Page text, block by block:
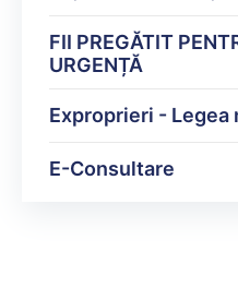
FII PREGĂTIT
URGENȚĂ
Exproprieri - Legea
E-Consultare